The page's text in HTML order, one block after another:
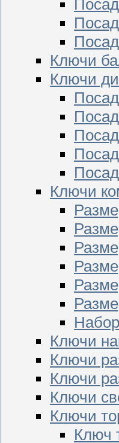
Ключи
Ключи
Ключи
Ключи
Ключи
Ключи
Ключи
Ключи
Ключ